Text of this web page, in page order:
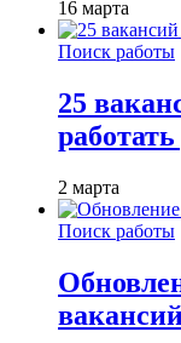
16 марта
Поиск работы
25
2 марта
Поиск работы